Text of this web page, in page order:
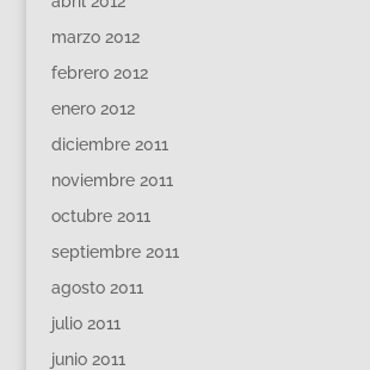
marzo 2012
febrero 2012
enero 2012
diciembre 2011
noviembre 2011
octubre 2011
septiembre 2011
agosto 2011
julio 2011
junio 2011